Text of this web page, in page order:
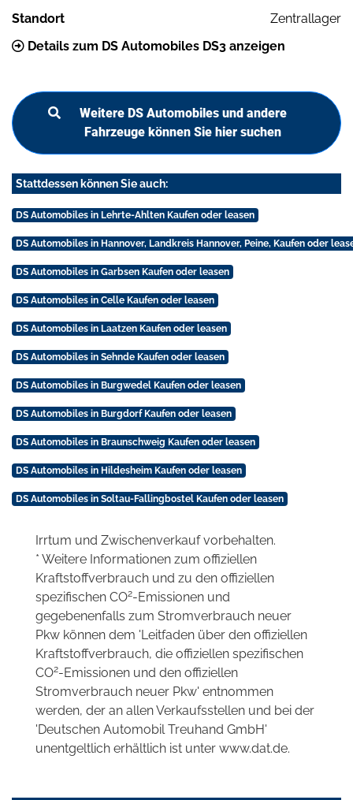
Standort
Zentrallager
Details zum DS Automobiles DS3 anzeigen
Weitere DS Automobiles und andere
Fahrzeuge können Sie hier suchen
Stattdessen können Sie auch:
DS Automobiles in Lehrte-Ahlten Kaufen oder leasen
DS Automobiles in Hannover, Landkreis Hannover, Peine, Kaufen oder
DS Automobiles in Garbsen Kaufen oder leasen
DS Automobiles in Celle Kaufen oder leasen
DS Automobiles in Laatzen Kaufen oder leasen
DS Automobiles in Sehnde Kaufen oder leasen
DS Automobiles in Burgwedel Kaufen oder leasen
DS Automobiles in Burgdorf Kaufen oder leasen
DS Automobiles in Braunschweig Kaufen oder leasen
DS Automobiles in Hildesheim Kaufen oder leasen
DS Automobiles in Soltau-Fallingbostel Kaufen oder leasen
Irrtum und Zwischenverkauf vorbehalten.
* Weitere Informationen zum offiziellen
Kraftstoffverbrauch und zu den offiziellen
spezifischen CO2-Emissionen und
gegebenenfalls zum Stromverbrauch neuer
Pkw können dem 'Leitfaden über den offiziellen
Kraftstoffverbrauch, die offiziellen spezifischen
CO2-Emissionen und den offiziellen
Stromverbrauch neuer Pkw' entnommen
werden, der an allen Verkaufsstellen und bei der
'Deutschen Automobil Treuhand GmbH'
unentgeltlich erhältlich ist unter www.dat.de.